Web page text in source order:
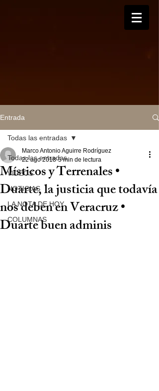
Entrada
Todas las entradas
VIDEOS
NOTICIAS
LA NOTA DE HOY
COLUMNAS
Todas las entradas
Místicos y Terrenales •
Duarte, la justicia que todavía
nos deben en Veracruz •
Duarte buen adminis
Marco Antonio Aguirre Rodríguez
22 ago 2018 5 min de lectura